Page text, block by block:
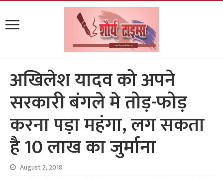
अखिलेश यादव को अपने
सरकारी बंगले मे तोड़-फोड़
करना पड़ा महंगा, लग सकता
है 10 लाख का जुर्माना
August 2, 2018